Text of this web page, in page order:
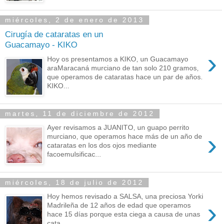
miércoles, 2 de enero de 2013
Cirugía de cataratas en un
Guacamayo - KIKO
›
Hoy os presentamos a KIKO, un Guacamayo
araMaracaná murciano de tan solo 210 gramos,
que operamos de cataratas hace un par de años.
KIKO...
martes, 11 de diciembre de 2012
›
Ayer revisamos a JUANITO, un guapo perrito
murciano, que operamos hace más de un año de
cataratas en los dos ojos mediante
facoemulsificac...
miércoles, 18 de julio de 2012
›
Hoy hemos revisado a SALSA, una preciosa Yorki
Madrileña de 12 años de edad que operamos
hace 15 días porque esta ciega a causa de unas